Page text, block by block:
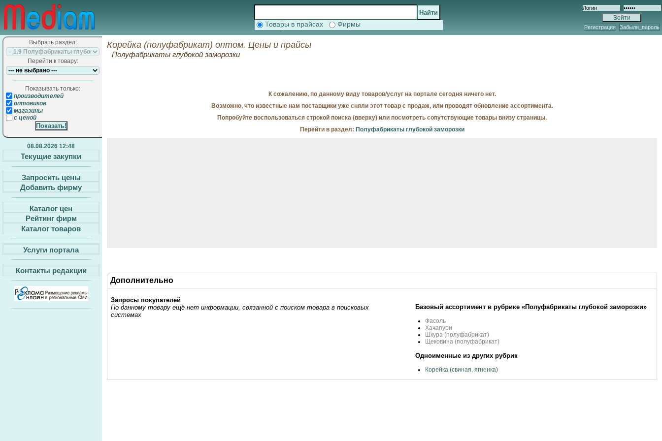
Товары в прайсах Фирмы Регистрация Забыли_пароль
Выбрать раздел:
Перейти к товару:
Показывать только:
производителей
оптовиков
магазины
с ценой
08.08.2026 12:48
Текущие закупки
Запросить цены
Добавить фирму
Каталог цен
Рейтинг фирм
Каталог товаров
Услуги портала
Контакты редакции
Корейка (полуфабрикат) оптом. Цены и прайсы
Полуфабрикаты глубокой заморозки
К сожалению, по данному виду товаров/услуг на портале сегодня ничего нет.
Возможно, что известные нам поставщики уже сняли этот товар с продаж, или проводят обновление ассортимента.
Попробуйте воспользоваться строкой поиска (вверху) или посмотреть сопутствующие товары внизу страницы.
Перейти в раздел: Полуфабрикаты глубокой заморозки
Дополнительно
Запросы покупателей
По данному товару ещё нет информации, связанной с поиском товара в поисковых
системах
Базовый ассортимент в рубрике «Полуфабрикаты глубокой заморозки»
Фасоль
Хачапури
Шкура (полуфабрикат)
Щековина (полуфабрикат)
Одноименные из других рубрик
Корейка (свиная, ягненка)